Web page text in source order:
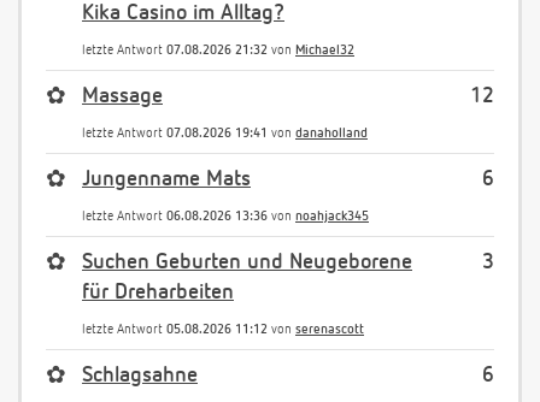
Kika Casino im Alltag?
letzte Antwort 07.08.2026 21:32 von Michael32
12
✿ Massage
letzte Antwort 07.08.2026 19:41 von danaholland
6
✿ Jungenname Mats
letzte Antwort 06.08.2026 13:36 von noahjack345
3
✿
Suchen Geburten und Neugeborene
für Dreharbeiten
letzte Antwort 05.08.2026 11:12 von serenascott
6
✿ Schlagsahne